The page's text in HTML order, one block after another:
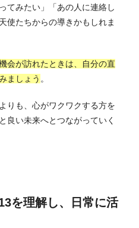
てみたい」「あの人に連絡し
使たちからの導きかもしれま
会が訪れたときは、自分の直
ましょう 。
りも、心がワクワクする方を
良い未来へとつながっていく
を理解し、日常に活